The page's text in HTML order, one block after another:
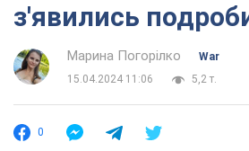
з'явились
Марина Погорілко
War
15.04.2024 11:06
5,2 т.
0